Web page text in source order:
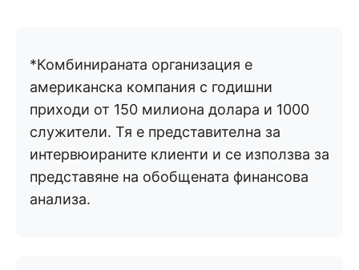
*Комбинираната организация е
американска компания с годишни
приходи от 150 милиона долара и 1000
служители. Тя е представителна за
интервюираните клиенти и се използва за
представяне на обобщената финансова
анализа.